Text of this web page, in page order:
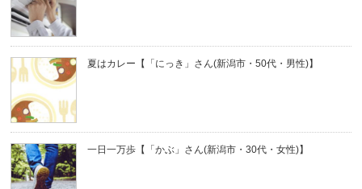
夏はカレー【「にっき」さん(新潟市・50代・男性)】
一日一万歩【「かぶ」さん(新潟市・30代・女性)】